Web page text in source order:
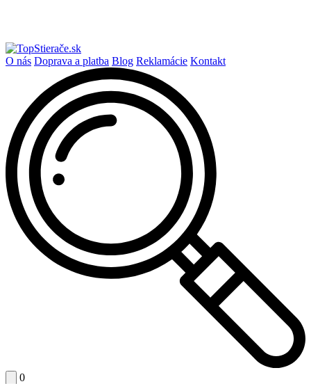
O nás Doprava a platba Blog Reklamácie Kontakt
0